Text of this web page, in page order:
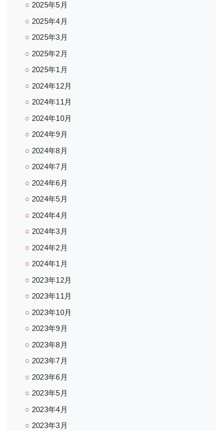
2025年5月
2025年4月
2025年3月
2025年2月
2025年1月
2024年12月
2024年11月
2024年10月
2024年9月
2024年8月
2024年7月
2024年6月
2024年5月
2024年4月
2024年3月
2024年2月
2024年1月
2023年12月
2023年11月
2023年10月
2023年9月
2023年8月
2023年7月
2023年6月
2023年5月
2023年4月
2023年3月